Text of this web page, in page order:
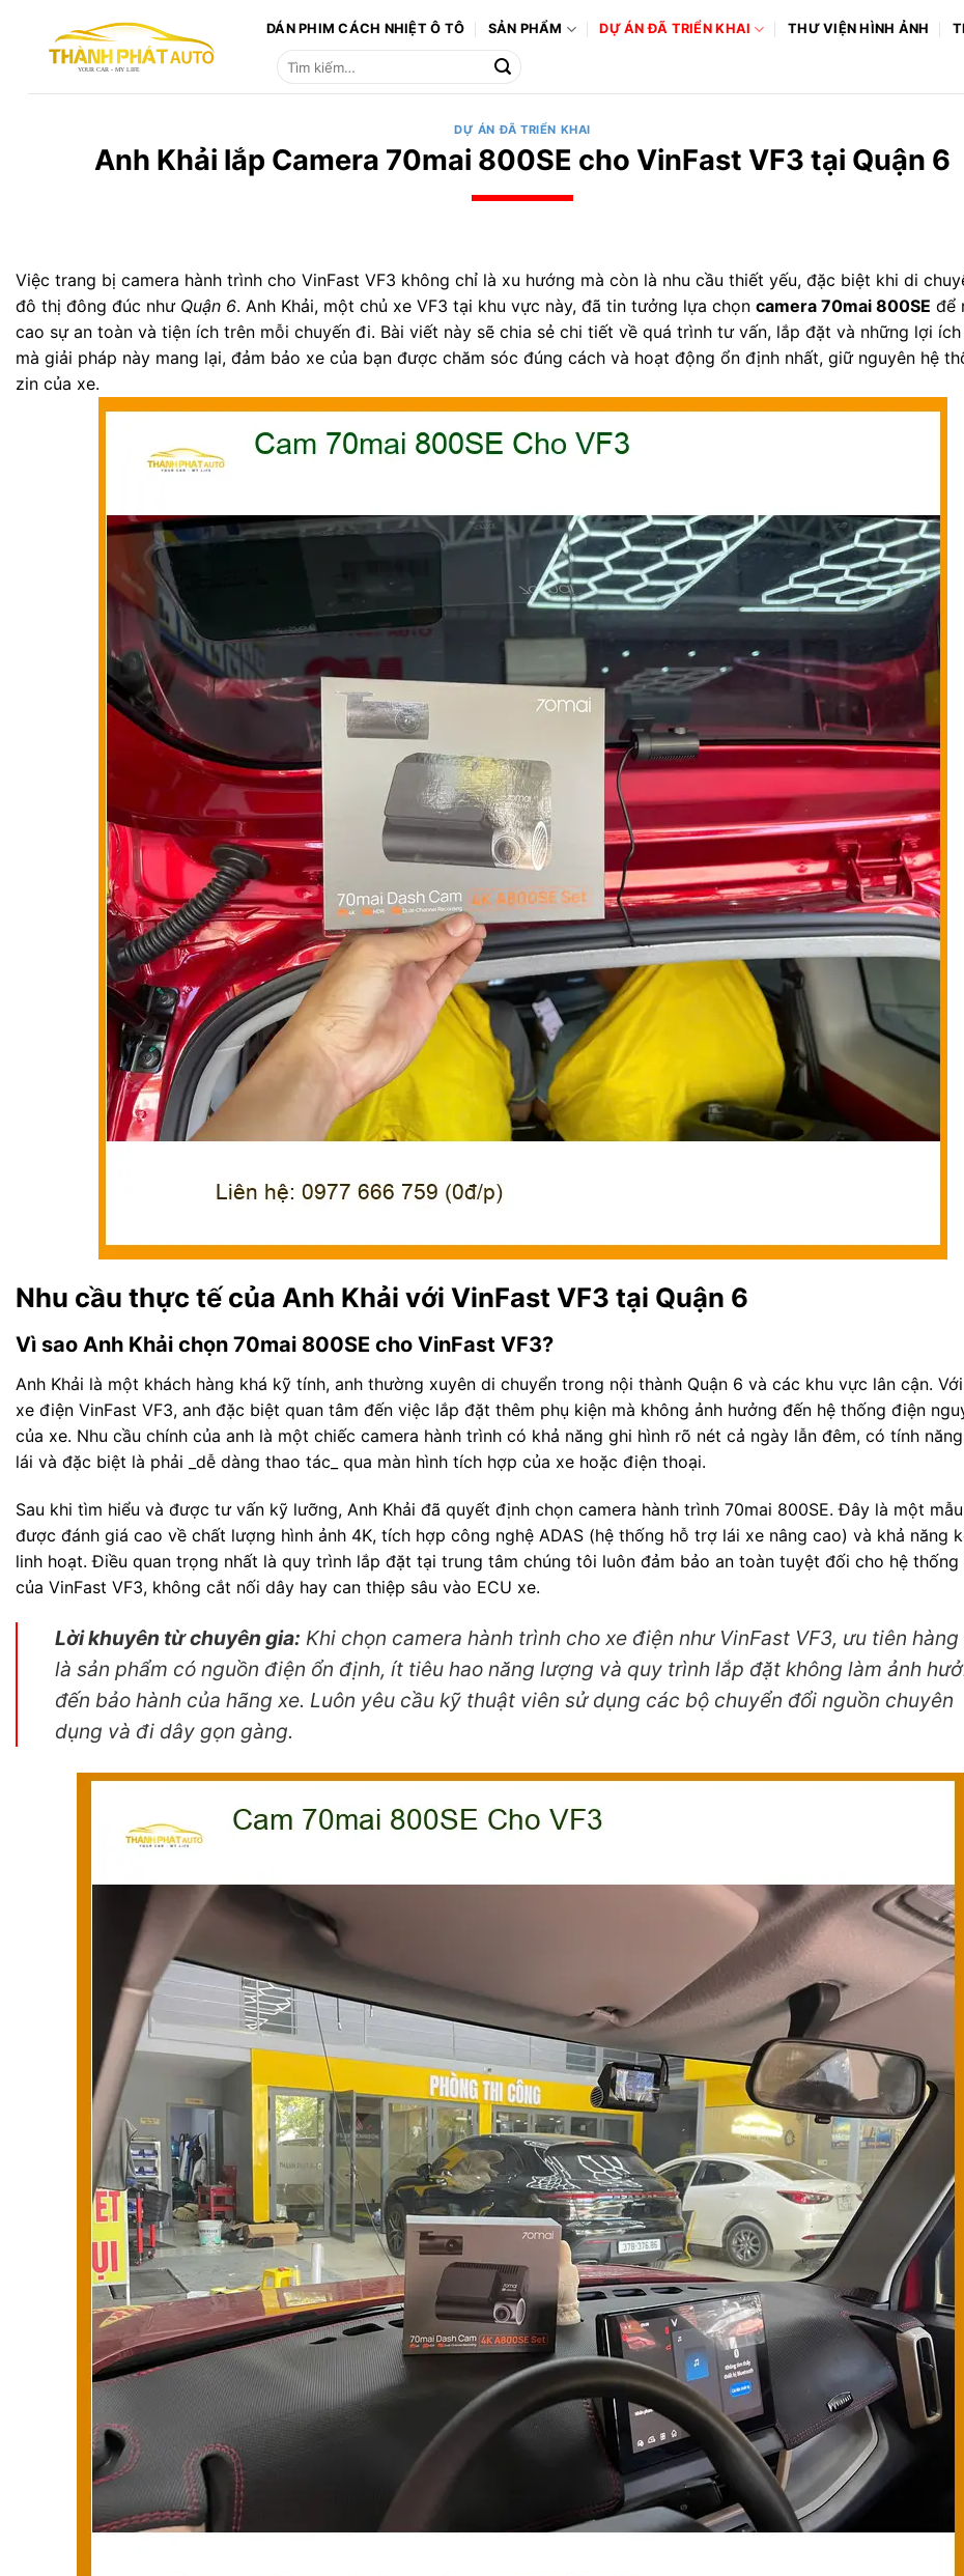
dung
DÁN PHIM CÁCH NHIỆT Ô TÔ SẢN PHẨM DỰ ÁN ĐÃ TRIỂN KHAI THƯ VIỆN HÌNH ẢNH
Tìm
DỰ ÁN ĐÃ TRIỂN KHAI
Anh Khải lắp Camera 70mai 800SE cho VinFast VF3 tại Quận 6
Việc trang bị camera hành trình cho VinFast VF3 không chỉ là xu hướng mà còn là nhu cầu thiết yếu, đặc biệt khi di
đô thị đông đúc như Quận 6. Anh Khải, một chủ xe VF3 tại khu vực này, đã tin tưởng lựa chọn camera 70mai 800SE để
cao sự an toàn và tiện ích trên mỗi chuyến đi. Bài viết này sẽ chia sẻ chi tiết về quá trình tư vấn, lắp đặt và những lợi
mà giải pháp này mang lại, đảm bảo xe của bạn được chăm sóc đúng cách và hoạt động ổn định nhất, giữ nguyên hệ
zin của xe.
Nhu cầu thực tế của Anh Khải với VinFast VF3 tại Quận 6
Vì sao Anh Khải chọn 70mai 800SE cho VinFast VF3?
Anh Khải là một khách hàng khá kỹ tính, anh thường xuyên di chuyển trong nội thành Quận 6 và các khu vực lân cận.
xe điện VinFast VF3, anh đặc biệt quan tâm đến việc lắp đặt thêm phụ kiện mà không ảnh hưởng đến hệ thống điện
của xe. Nhu cầu chính của anh là một chiếc camera hành trình có khả năng ghi hình rõ nét cả ngày lẫn đêm, có tính
lái và đặc biệt là phải _dễ dàng thao tác_ qua màn hình tích hợp của xe hoặc điện thoại.
Sau khi tìm hiểu và được tư vấn kỹ lưỡng, Anh Khải đã quyết định chọn camera hành trình 70mai 800SE. Đây là một
được đánh giá cao về chất lượng hình ảnh 4K, tích hợp công nghệ ADAS (hệ thống hỗ trợ lái xe nâng cao) và khả năng
linh hoạt. Điều quan trọng nhất là quy trình lắp đặt tại trung tâm chúng tôi luôn đảm bảo an toàn tuyệt đối cho hệ thống
của VinFast VF3, không cắt nối dây hay can thiệp sâu vào ECU xe.
Lời khuyên từ chuyên gia: Khi chọn camera hành trình cho xe điện như VinFast VF3, ưu tiên hàng
là sản phẩm có nguồn điện ổn định, ít tiêu hao năng lượng và quy trình lắp đặt không làm ảnh
đến bảo hành của hãng xe. Luôn yêu cầu kỹ thuật viên sử dụng các bộ chuyển đổi nguồn chuyên
dụng và đi dây gọn gàng.